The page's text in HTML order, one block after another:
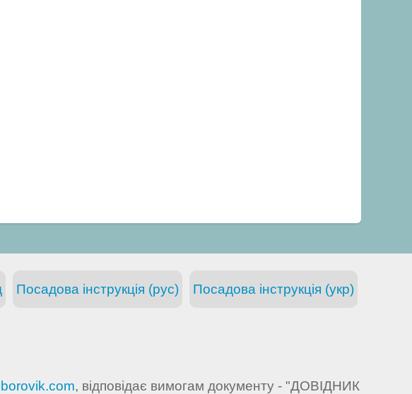
Посадова інструкція (укр)
Посадова інструкція (рус)
, відповідає вимогам документу - "ДОВІДНИК